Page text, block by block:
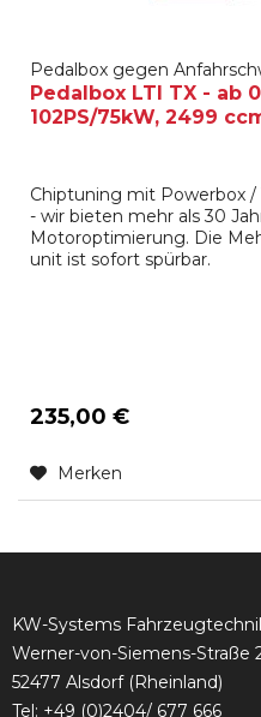
Pedalbox gegen
Pedalbox LTI TX - ab
102PS/75kW, 2499
Chiptuning mit Powerbox
- wir bieten mehr als 30
Motoroptimierung. Die
unit ist sofort spürbar.
235,00 €
Merken
KW-Systems
Werner-von-Siemens-Straße
52477 Alsdorf (Rheinland)
Tel: +49 (0)2404/ 677 666